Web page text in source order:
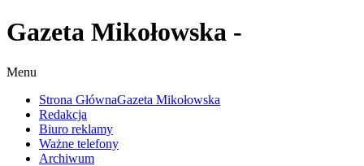
Gazeta Mikołowska -
Menu
Strona GłównaGazeta Mikołowska
Redakcja
Biuro reklamy
Ważne telefony
Archiwum